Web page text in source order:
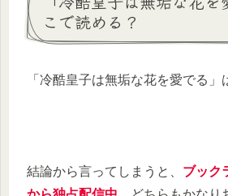
こで読める？
「冷酷皇子は無垢な花を愛でる」
結論から言ってしまうと、 ブック